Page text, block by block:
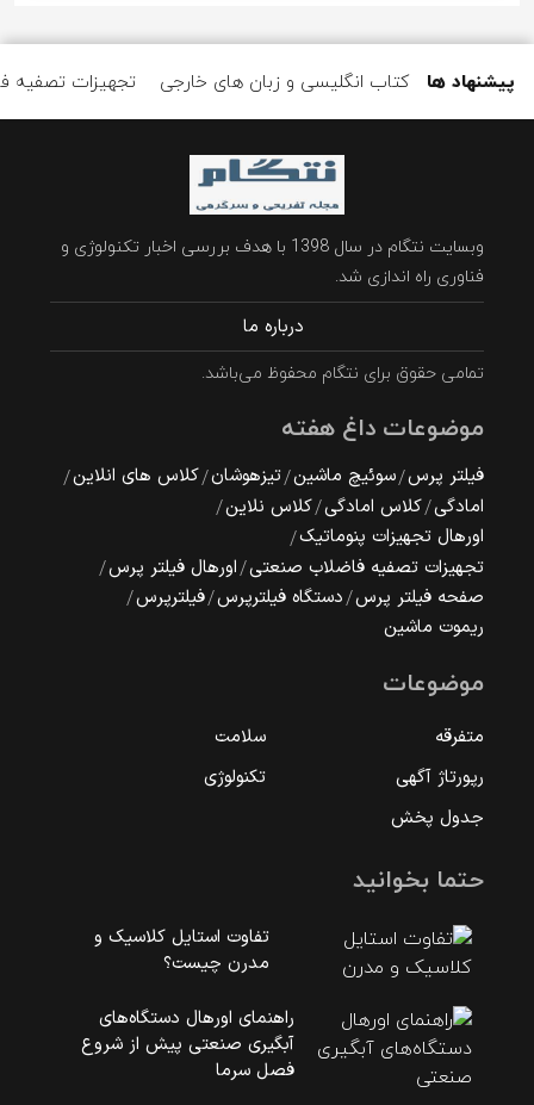
پیشنهاد ها تجهیزات تصفیه کتاب انگلیسی و زبان های خارجی
وبسایت نتگام در سال 1398 با هدف بررسی اخبار تکنولوژی و
فناوری راه اندازی شد.
درباره ما
تمامی حقوق برای نتگام محفوظ می‌باشد.
موضوعات داغ هفته
فیلتر پرس سوئیچ ماشین تیزهوشان کلاس های انلاین
امادگی کلاس امادگی کلاس نلاین
اورهال تجهیزات پنوماتیک
تجهیزات تصفیه فاضلاب صنعتی اورهال فیلتر پرس
صفحه فیلتر پرس دستگاه فیلترپرس فیلترپرس
ریموت ماشین
موضوعات
متفرقه
سلامت
رپورتاژ آگهی
تکنولوژی
جدول پخش
حتما بخوانید
تفاوت استایل کلاسیک و
مدرن چیست؟
راهنمای اورهال دستگاه‌های
آبگیری صنعتی پیش از شروع
فصل سرما